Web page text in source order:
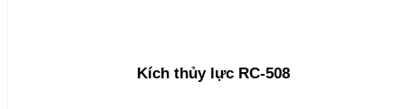
Kích thủy lực RC-508